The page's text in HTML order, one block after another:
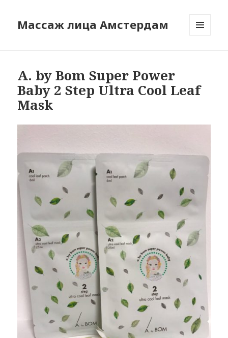
Массаж лица Амстердам
A. by Bom Super Power
Baby 2 Step Ultra Cool Leaf
Mask